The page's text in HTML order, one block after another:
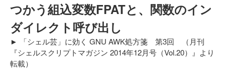
つかう組込変数FPATと、関数のイン
ダイレクト呼び出し
► 「シェル芸」に効く GNU AWK処方箋 第3回 （月刊
『シェルスクリプトマガジン 2014年12月号（Vol.20）』より
転載）